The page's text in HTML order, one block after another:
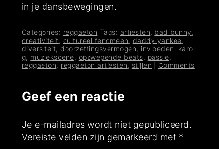
in je dansbewegingen.
Categories: reggaeton Tags: artiesten, bad bunny ,
creativiteit , cultureel fenomeen , daddy yankee,
diversiteit,doorzettingsvermogen, invloeden , karol
g, muziekscene, opzwepende beats, passie,
reggaeton, reggaeton artiesten , stijlen Comments
Geef een reactie
Je e-mailadres wordt niet gepubliceerd.
Vereiste velden zijn gemarkeerd met *